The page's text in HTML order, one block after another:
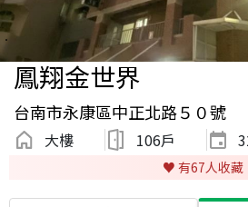
鳳翔金世界
台南市永康區中正北路５０號
大樓 106戶
♥️ 有67人收藏